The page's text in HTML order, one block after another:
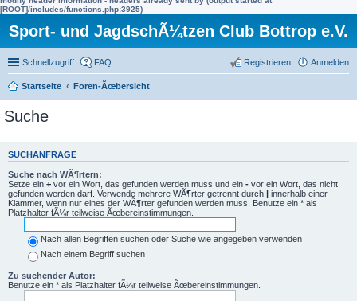
[ROOT]/includes/functions.php:3925)
Sport- und JagdschÃ¼tzen Club Bottrop e.V.
Schnellzugriff FAQ Anmelden
Registrieren
Startseite Foren-Ãœbersicht
Suche
SUCHANFRAGE
Suche nach WÃ¶rtern:
Setze ein + vor ein Wort, das gefunden werden muss und ein - vor ein Wort, das nicht
gefunden werden darf. Verwende mehrere WÃ¶rter getrennt durch | innerhalb einer
Klammer, wenn nur eines der WÃ¶rter gefunden werden muss. Benutze ein * als
Platzhalter fÃ¼r teilweise Ãœbereinstimmungen.
Nach allen Begriffen suchen oder Suche wie angegeben verwenden
Nach einem Begriff suchen
Zu suchender Autor:
Benutze ein * als Platzhalter fÃ¼r teilweise Ãœbereinstimmungen.